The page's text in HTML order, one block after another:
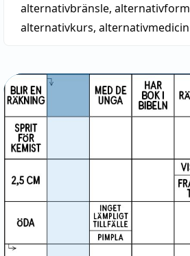
alternativbränsle, alternativform
alternativkurs, alternativmedicin